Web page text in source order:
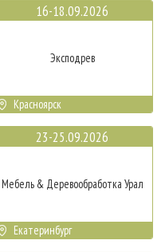
16-18.09.2026
Эксподрев
Красноярск
23-25.09.2026
Мебель & Деревообработка Урал
Екатеринбург